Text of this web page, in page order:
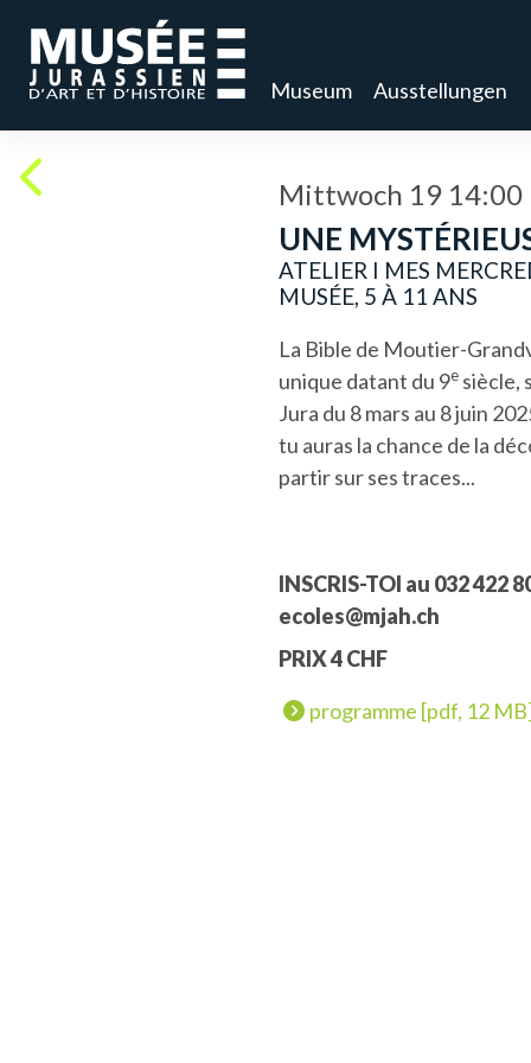
Museum Ausstellungen
Mittwoch 19 14:00
UNE
ATELIER I MES
MUSÉE, 5 À 11 ANS
La Bible de Moutier-
unique datant du 9e siècle,
Jura du 8 mars au 8 juin
tu auras la chance de la
partir sur ses traces...
INSCRIS-TOI au 032 422
ecoles@mjah.ch
PRIX 4 CHF
programme [pdf, 12